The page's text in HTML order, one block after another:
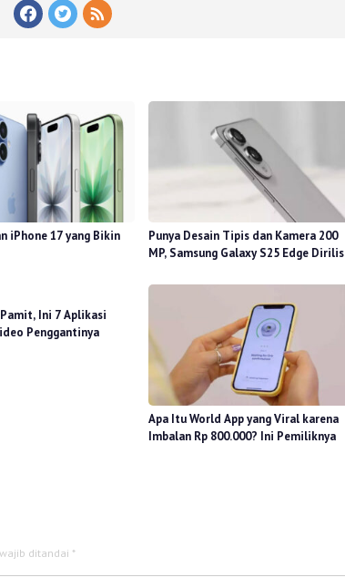
iPhone 17 yang Bikin
Punya Desain Tipis dan Kamera 200
MP, Samsung Galaxy S25 Edge Dirilis
Ini 7 Aplikasi
Penggantinya
Apa Itu World App yang Viral karena
Imbalan Rp 800.000? Ini Pemiliknya
ditandai *